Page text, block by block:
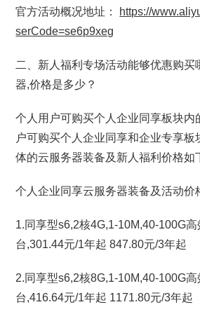
官方活动概况地址： https://
serCode=se6p9xeg
二、新人福利专场活动能够优惠购买
器,价格是多少？
个人用户可购买个人企业同享板块内
户可购买个人企业同享和企业专享板
体的云服务器装备及新人福利价格如
个人企业同享云服务器装备及活动价
1.同享型s6,2核4G,1-10M,40-100G
台,301.44元/1年起 847.80元/3年起
2.同享型s6,2核8G,1-10M,40-100G
台,416.64元/1年起 1171.80元/3年起